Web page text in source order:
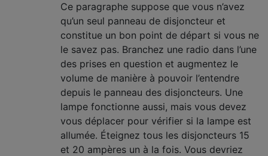
Ce paragraphe suppose que vous n’avez
qu’un seul panneau de disjoncteur et
constitue un bon point de départ si vous ne
le savez pas. Branchez une radio dans l’une
des prises en question et augmentez le
volume de manière à pouvoir l’entendre
depuis le panneau des disjoncteurs. Une
lampe fonctionne aussi, mais vous devez
vous déplacer pour vérifier si la lampe est
allumée. Éteignez tous les disjoncteurs 15
et 20 ampères un à la fois. Vous devriez